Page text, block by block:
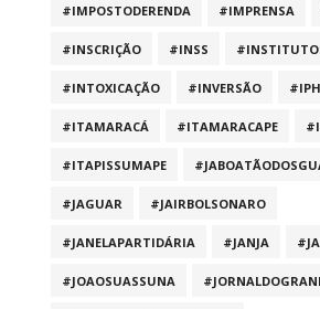
#IMPOSTODERENDA #IMPRENSA
#INSCRIÇÃO #INSS
#INTOXICAÇÃO #INVERSÃO
#ITAMARACÁ #ITAMARACAPE
#ITAPISSUMAPE
#JAGUAR #JAIRBOLSONARO
#JANELAPARTIDÁRIA #JANJA
#JOAOSUASSUNA